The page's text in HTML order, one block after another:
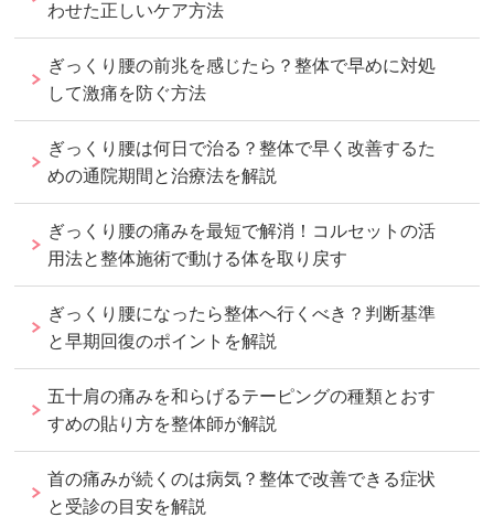
わせた正しいケア方法
ぎっくり腰の前兆を感じたら？整体で早めに対処
して激痛を防ぐ方法
ぎっくり腰は何日で治る？整体で早く改善するた
めの通院期間と治療法を解説
ぎっくり腰の痛みを最短で解消！コルセットの活
用法と整体施術で動ける体を取り戻す
ぎっくり腰になったら整体へ行くべき？判断基準
と早期回復のポイントを解説
五十肩の痛みを和らげるテーピングの種類とおす
すめの貼り方を整体師が解説
首の痛みが続くのは病気？整体で改善できる症状
と受診の目安を解説